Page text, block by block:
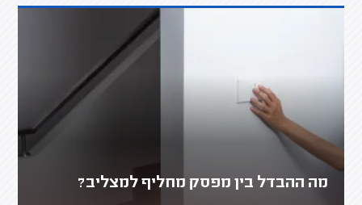
מה ההבדל בין מפסק מחליף למצליב?